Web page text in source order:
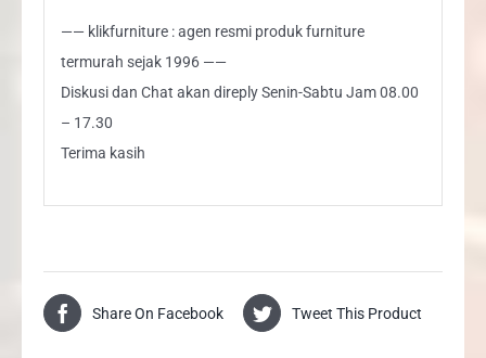
—— klikfurniture : agen resmi produk furniture
termurah sejak 1996 ——
Diskusi dan Chat akan direply Senin-Sabtu Jam 08.00
– 17.30
Terima kasih
Share On Facebook Tweet This Product